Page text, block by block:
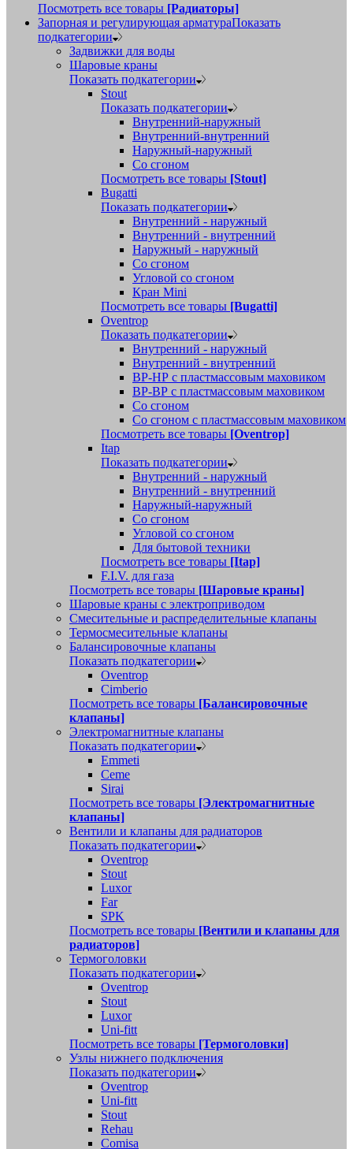
Посмотреть все товары [Радиаторы]
Запорная и регулирующая арматураПоказать
подкатегории
Задвижки для воды
Шаровые краны
Показать подкатегории
Stout
Показать подкатегории
Внутренний-наружный
Внутренний-внутренний
Наружный-наружный
Со сгоном
Посмотреть все товары [Stout]
Bugatti
Показать подкатегории
Внутренний - наружный
Внутренний - внутренний
Наружный - наружный
Со сгоном
Угловой со сгоном
Кран Mini
Посмотреть все товары [Bugatti]
Oventrop
Показать подкатегории
Внутренний - наружный
Внутренний - внутренний
ВР-НР с пластмассовым маховиком
ВР-ВР с пластмассовым маховиком
Со сгоном
Со сгоном с пластмассовым маховиком
Посмотреть все товары [Oventrop]
Itap
Показать подкатегории
Внутренний - наружный
Внутренний - внутренний
Наружный-наружный
Со сгоном
Угловой со сгоном
Для бытовой техники
Посмотреть все товары [Itap]
F.I.V. для газа
Посмотреть все товары [Шаровые краны]
Шаровые краны с электроприводом
Смесительные и распределительные клапаны
Термосмесительные клапаны
Балансировочные клапаны
Показать подкатегории
Oventrop
Cimberio
Посмотреть все товары [Балансировочные
клапаны]
Электромагнитные клапаны
Показать подкатегории
Emmeti
Ceme
Sirai
Посмотреть все товары [Электромагнитные
клапаны]
Вентили и клапаны для радиаторов
Показать подкатегории
Oventrop
Stout
Luxor
Far
SPK
Посмотреть все товары [Вентили и клапаны для
радиаторов]
Термоголовки
Показать подкатегории
Oventrop
Stout
Luxor
Uni-fitt
Посмотреть все товары [Термоголовки]
Узлы нижнего подключения
Показать подкатегории
Oventrop
Uni-fitt
Stout
Rehau
Comisa